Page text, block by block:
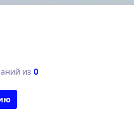
из 0